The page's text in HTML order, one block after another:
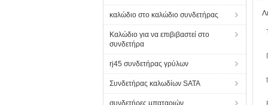
καλώδιο στο καλώδιο συνδετήρας
Καλώδιο για να επιβιβαστεί στο
συνδετήρα
rj45 συνδετήρας γρύλων
Συνδετήρας καλωδίων SATA
συνδετήρες μπαταριών